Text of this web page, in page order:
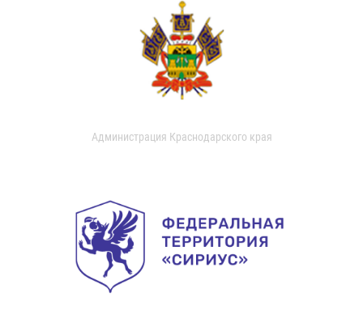
Администрация Краснодарского края